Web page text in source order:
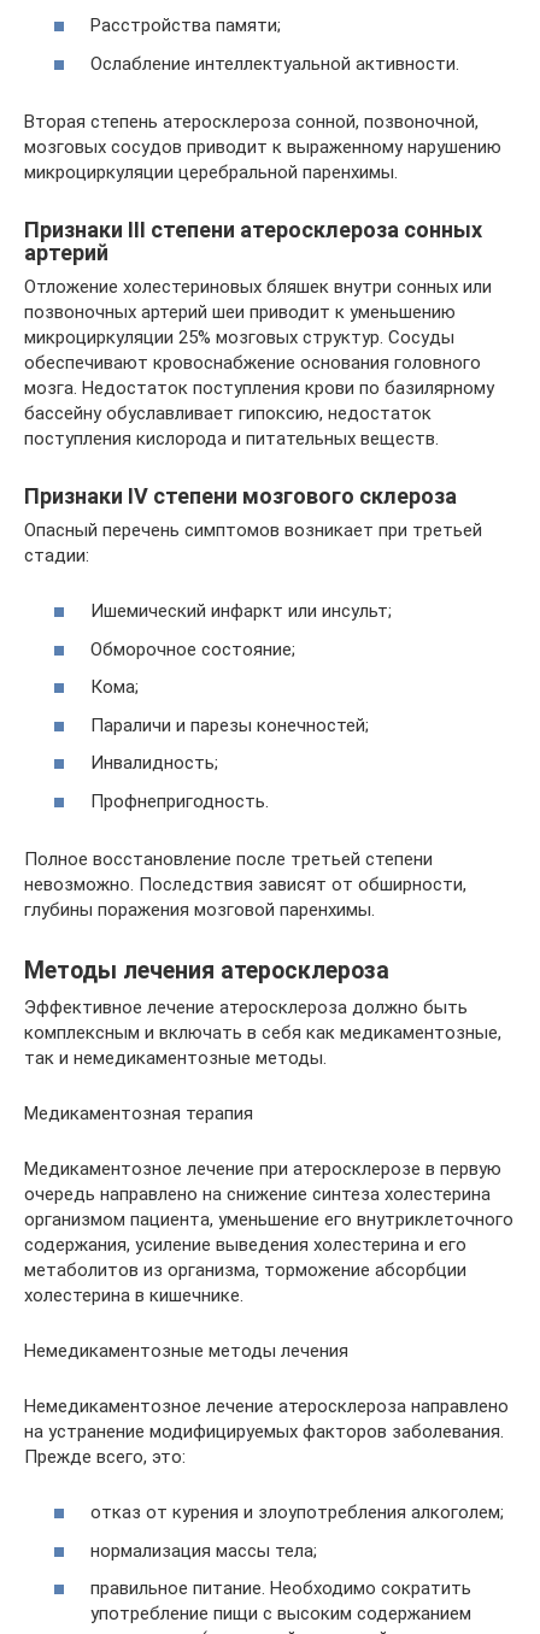
Расстройства памяти;
Ослабление интеллектуальной активности.
Вторая степень атеросклероза сонной, позвоночной,
мозговых сосудов приводит к выраженному нарушению
микроциркуляции церебральной паренхимы.
Признаки III степени атеросклероза сонных
артерий
Отложение холестериновых бляшек внутри сонных или
позвоночных артерий шеи приводит к уменьшению
микроциркуляции 25% мозговых структур. Сосуды
обеспечивают кровоснабжение основания головного
мозга. Недостаток поступления крови по базилярному
бассейну обуславливает гипоксию, недостаток
поступления кислорода и питательных веществ.
Признаки IV степени мозгового склероза
Опасный перечень симптомов возникает при третьей
стадии:
Ишемический инфаркт или инсульт;
Обморочное состояние;
Кома;
Параличи и парезы конечностей;
Инвалидность;
Профнепригодность.
Полное восстановление после третьей степени
невозможно. Последствия зависят от обширности,
глубины поражения мозговой паренхимы.
Методы лечения атеросклероза
Эффективное лечение атеросклероза должно быть
комплексным и включать в себя как медикаментозные,
так и немедикаментозные методы.
Медикаментозная терапия
Медикаментозное лечение при атеросклерозе в первую
очередь направлено на снижение синтеза холестерина
организмом пациента, уменьшение его внутриклеточного
содержания, усиление выведения холестерина и его
метаболитов из организма, торможение абсорбции
холестерина в кишечнике.
Немедикаментозные методы лечения
Немедикаментозное лечение атеросклероза направлено
на устранение модифицируемых факторов заболевания.
Прежде всего, это:
отказ от курения и злоупотребления алкоголем;
нормализация массы тела;
правильное питание. Необходимо сократить
употребление пищи с высоким содержанием